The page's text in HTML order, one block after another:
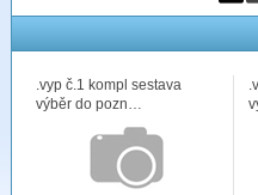
.vyp č.1 kompl sestava
výběr do pozn…